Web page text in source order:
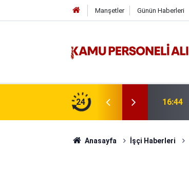
Manşetler Günün Haberleri
24
Gündemde! Bakan Çiftçi Süreci
16:44
Anasayfa İşçi Haberleri